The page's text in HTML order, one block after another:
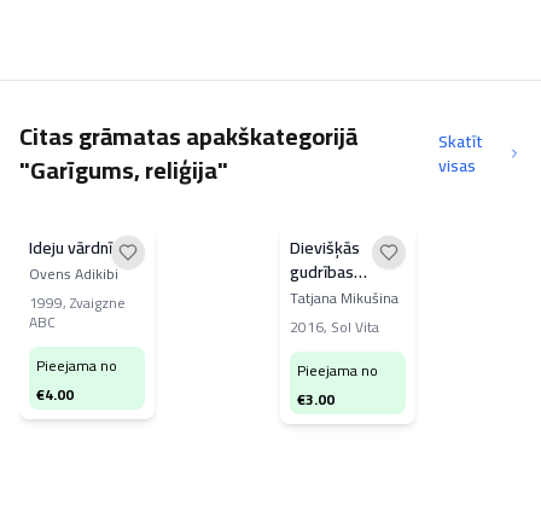
Citas grāmatas apakškategorijā
"Garīgums, reliģija"
Skatīt
visas
Ideju vārdnīca
Ovens Adikibi
1999,Zvaigzne
ABC
Pieejama no
€4.00
Dievišķās
gudrības
dārgumi
Tatjana Mikušina
2016, Sol Vita
Pieejama no
€3.00